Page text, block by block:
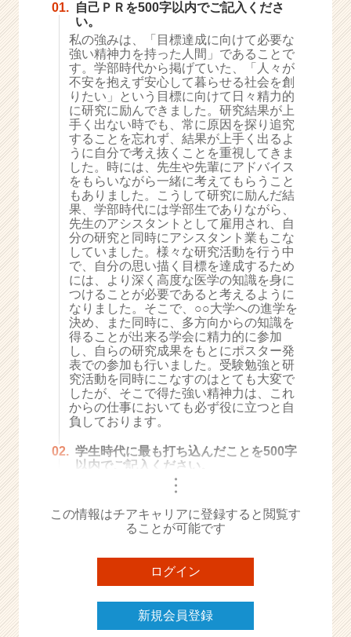
ト
届
く
就
活
サ
イ
ト
チ
ア
キ
ャ
リ
ア
（C
h
e
e
r
C
a
r
e
e
r）
01. 自己ＰＲを500字以内でご記入くださ
い。
私の強みは、「目標達成に向けて必要な
強い精神力を持った人間」であることで
す。学部時代から掲げていた、「人々が
不安を抱えず安心して暮らせる社会を創
りたい」という目標に向けて日々精力的
に研究に励んできました。研究結果が上
手く出ない時でも、常に原因を探り追究
することを忘れず、結果が上手く出るよ
うに自分で考え抜くことを重視してきま
した。時には、先生や先輩にアドバイス
をもらいながら一緒に考えてもらうこと
もありました。こうして研究に励んだ結
果、学部時代には学部生でありながら、
先生のアシスタントとして雇用され、自
分の研究と同時にアシスタント業もこな
していました。様々な研究活動を行う中
で、自分の思い描く目標を達成するため
には、より深く高度な医学の知識を身に
つけることが必要であると考えるように
なりました。そこで、○○大学への進学を
決め、また同時に、多方向からの知識を
得ることが出来る学会に精力的に参加
し、自らの研究成果をもとにポスター発
表での参加も行いました。受験勉強と研
究活動を同時にこなすのはとても大変で
したが、そこで得た強い精神力は、これ
からの仕事においても必ず役に立つと自
負しております。
02. 学生時代に最も打ち込んだことを500字
以内でご記入ください。
・・・
この情報はチアキャリアに登録すると閲覧す
ることが可能です
ログイン
新規会員登録